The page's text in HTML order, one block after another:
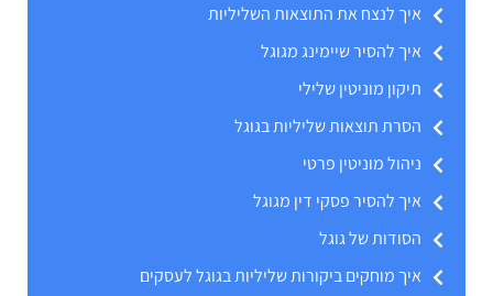
איך לנצח את התוצאות השליליות
איך להסיר שיימינג מגוגל
תיקון מוניטין שלילי
הסרת תוצאות שליליות בגוגל
ניהול מוניטין פרטי
איך להסיר פסקי דין מגוגל
הסודות של גוגל
איך מוחקים ביקורות שליליות בגוגל לעסקים